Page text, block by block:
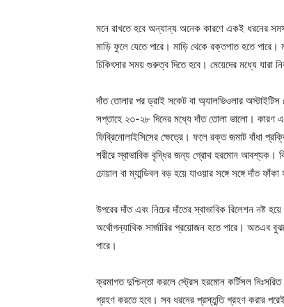
মনে রাখতে হবে অন্যান্য অনেক কারণে একই ধরনের
মাড়ি ফুলে যেতে পারে। মাড়ি থেকে রক্তপাত হতে
চিকিৎসার সময় গুরুত্ব দিতে হবে। মেয়েদের মধ্যে যারা
দাঁত তোলার পর ড্রাই সকেট বা অ্যালভিওলার অস্টাইটিস
সপ্তাহে ২৩-২৮ দিনের মধ্যে দাঁত তোলা ভালো। কারণ
ফিব্রিনোলাইসিসের ক্ষেত্রে। ফলে রক্ত জমাট বাঁধা
শরীরে স্বাভাবিক বৃদ্ধির জন্য গ্রোথ হরমোন আবশ্যক।
চোয়াল বা ম্যান্ডিবল বড় হয়ে যাওয়ার সঙ্গে সঙ্গে দাঁত
উপরের দাঁত এবং নিচের দাঁতের স্বাভাবিক রিলেশন নষ্ট
অর্থোগন্যাথিক সার্জারির প্রয়োজন হতে পারে। অতএব
পারে।
ক্রমাগত দুশ্চিন্তা করলে স্ট্রেস হরমোন কর্টিসল
গ্রহণ করতে হবে। সব ধরনের প্রস্তুতি গ্রহণ করার